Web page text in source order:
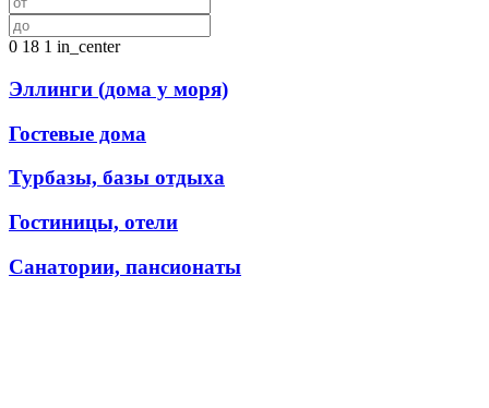
0 18 1 in_center
Эллинги (дома у моря)
Гостевые дома
Турбазы, базы отдыха
Гостиницы, отели
Санатории, пансионаты